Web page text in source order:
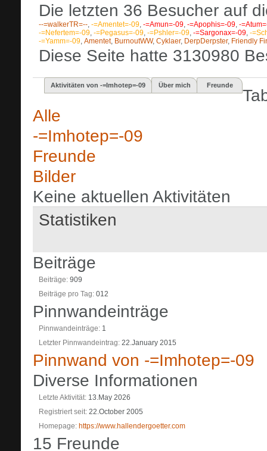
Die letzten 36 Besucher auf
--=walkerTR=--, -=Amentet=-09, -=Amun=-09, -=Apophis=-09, -
-=Nefertem=-09, -=Pegasus=-09, -=Pshler=-09, -=Sargonax=-09, -
-=Yamm=-09, Amentet, BurnoutWW, Cyklaer, DerpDerpster, Friendly
Diese Seite hatte 3130980
Aktivitäten von -=Imhotep=-09 Über mich Freunde
Alle
-=Imhotep=-09
Freunde
Bilder
Keine aktuellen Aktivitäten
Statistiken
Beiträge
Beiträge 909
Beiträge pro Tag 012
Pinnwandeinträge
Pinnwandeinträge 1
Letzter Pinnwandeintrag 22.January 2015
Pinnwand von -=Imhotep=-09
Diverse Informationen
Letzte Aktivität 13.May 2026
Registriert seit 22.October 2005
Homepage https://www.hallendergoetter.com
15 Freunde